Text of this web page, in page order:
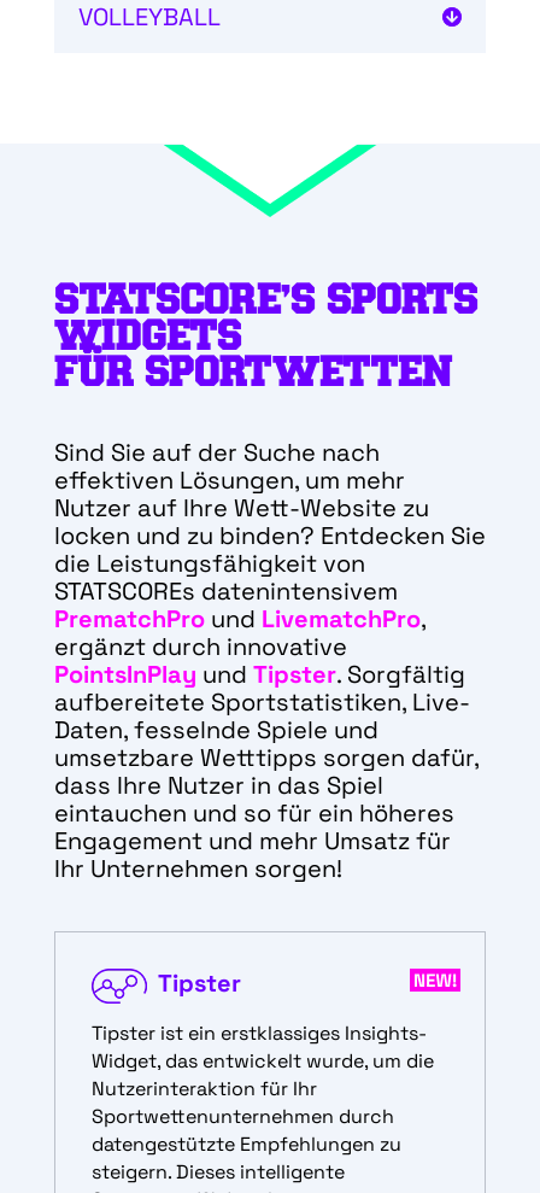
VOLLEYBALL
STATSCORE’S SPORTS
WIDGETS
FÜR SPORTWETTEN
Sind Sie auf der Suche nach
effektiven Lösungen, um mehr
Nutzer auf Ihre Wett-Website zu
locken und zu binden? Entdecken Sie
die Leistungsfähigkeit von
STATSCOREs datenintensivem
PrematchPround LivematchPro,
ergänzt durch innovative
PointsInPlay und Tipster. Sorgfältig
aufbereitete Sportstatistiken, Live-
Daten, fesselnde Spiele und
umsetzbare Wetttipps sorgen dafür,
dass Ihre Nutzer in das Spiel
eintauchen und so für ein höheres
Engagement und mehr Umsatz für
Ihr Unternehmen sorgen!
Tipster
Tipster ist ein erstklassiges Insights-
Widget, das entwickelt wurde, um die
Nutzerinteraktion für Ihr
Sportwettenunternehmen durch
datengestützte Empfehlungen zu
steigern. Dieses intelligente